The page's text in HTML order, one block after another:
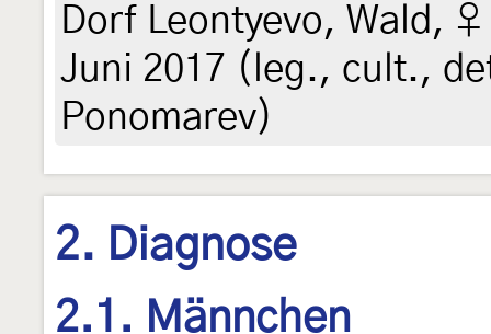
Dorf Leontyevo, Wald,
Juni 2017 (leg., cult.,
Ponomarev)
2. Diagnose
2.1. Männchen